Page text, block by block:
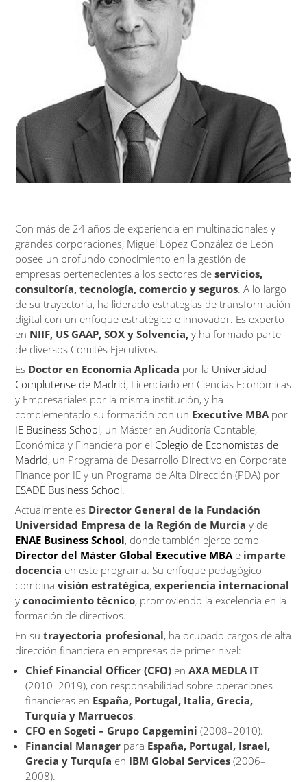
Con más de 24 años de experiencia en multinacionales y
grandes corporaciones, Miguel López González de León
posee un profundo conocimiento en la gestión de
empresas pertenecientes a los sectores deservicios,
consultoría, tecnología, comercio y seguros. A lo largo
de su trayectoria, ha liderado estrategias de transformación
digital con un enfoque estratégico e innovador. Es experto
en NIIF, US GAAP, SOX y Solvencia, y ha formado parte
de diversos Comités Ejecutivos.
Es Doctor en Economía Aplicada por la Universidad
Complutense de Madrid, Licenciado en Ciencias Económicas
y Empresariales por la misma institución, y ha
complementado su formación con un Executive MBApor
IE Business School, un Máster en Auditoría Contable,
Económica y Financiera por el Colegio de Economistas de
Madrid, un Programa de Desarrollo Directivo en Corporate
Finance por IE y un Programa de Alta Dirección (PDA) por
ESADE Business School.
Actualmente es Director General de la Fundación
Universidad Empresa de la Región de Murcia y de
ENAE Business School, donde también ejerce como
Director del Máster Global Executive MBAe imparte
docencia en este programa. Su enfoque pedagógico
combinavisión estratégica,experiencia internacional
yconocimiento técnico, promoviendo la excelencia en la
formación de directivos.
En sutrayectoria profesional, ha ocupado cargos de alta
dirección financiera en empresas de primer nivel:
Chief Financial Officer (CFO) enAXA MEDLA IT
(2010–2019), con responsabilidad sobre operaciones
financieras en España, Portugal, Italia, Grecia,
Turquía y Marruecos.
CFO en Sogeti – Grupo Capgemini (2008–2010).
Financial Manager para España, Portugal, Israel,
Grecia y Turquía en IBM Global Services (2006–
2008).